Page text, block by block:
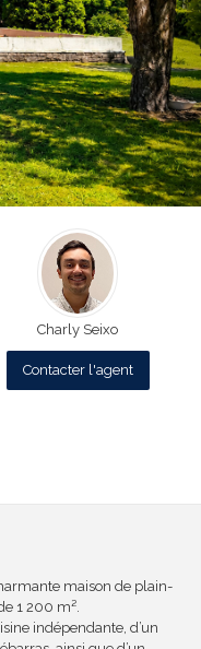
Charly Seixo
Contacter l'agent
maison de plain-
1 200 m².
indépendante, d’un